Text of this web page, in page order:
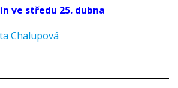
ve středu 25. dubna
Chalupová